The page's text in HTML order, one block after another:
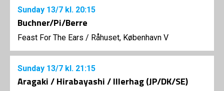
Sunday 13/7 kl. 20:15
Buchner/Pi/Berre
Feast For The Ears / Råhuset, København V
Sunday 13/7 kl. 21:15
Aragaki / Hirabayashi / Illerhag (JP/DK/SE)